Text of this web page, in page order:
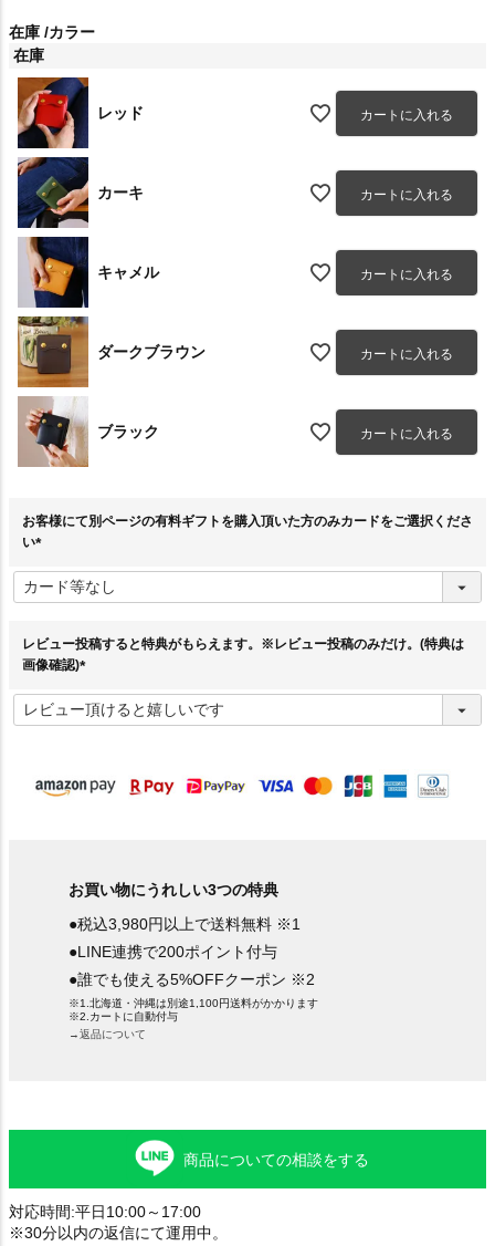
在庫 カラー
在庫
レッド カートに入れる
カーキ カートに入れる
キャメル カートに入れる
ダークブラウン カートに入れる
ブラック カートに入れる
お客様にて別ページの有料ギフトを購入頂いた方のみカードをご選択くださ
い
必
須
レビュー投稿すると特典がもらえます。※レビュー投稿のみだけ。(特典は
画像確認)
必
須
お買い物にうれしい3つの特典
●税込3,980円以上で送料無料 ※1
●LINE連携で200ポイント付与
●誰でも使える5%OFFクーポン ※2
※1.北海道・沖縄は別途1,100円送料がかかります
※2.カートに自動付与
→返品について
商品についての相談をする
対応時間:平日10:00～17:00
※30分以内の返信にて運用中。